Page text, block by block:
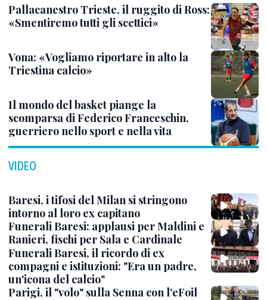
Pallacanestro Trieste, il ruggito di Ross:
«Smentiremo tutti gli scettici»
Vona: «Vogliamo riportare in alto la
Triestina calcio»
Il mondo del basket piange la
scomparsa di Federico Franceschin,
guerriero nello sport e nella vita
VIDEO
Baresi, i tifosi del Milan si stringono
intorno al loro ex capitano
Funerali Baresi: applausi per Maldini e
Ranieri, fischi per Sala e Cardinale
Funerali Baresi, il ricordo di ex
compagni e istituzioni: "Era un padre,
un'icona del calcio"
Parigi, il "volo" sulla Senna con l'eFoil